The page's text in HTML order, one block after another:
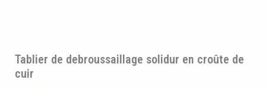
Tablier de debroussaillage solidur en croûte de
cuir